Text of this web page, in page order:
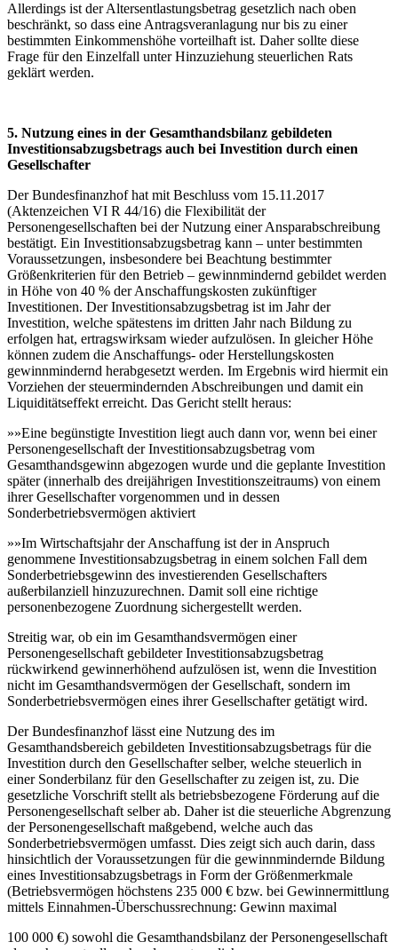
Allerdings ist der Altersentlastungsbetrag gesetzlich nach oben
beschränkt, so dass eine Antragsveranlagung nur bis zu einer
bestimmten Einkommenshöhe vorteilhaft ist. Daher sollte diese
Frage für den Einzelfall unter Hinzuziehung steuerlichen Rats
geklärt werden.
5. Nutzung eines in der Gesamthandsbilanz gebildeten
Investitionsabzugsbetrags auch bei Investition durch einen
Gesellschafter
Der Bundesfinanzhof hat mit Beschluss vom 15.11.2017
(Aktenzeichen VI R 44/16) die Flexibilität der
Personengesellschaften bei der Nutzung einer Ansparabschreibung
bestätigt. Ein Investitionsabzugsbetrag kann – unter bestimmten
Voraussetzungen, insbesondere bei Beachtung bestimmter
Größenkriterien für den Betrieb – gewinnmindernd gebildet werden
in Höhe von 40 % der Anschaffungskosten zukünftiger
Investitionen. Der Investitionsabzugsbetrag ist im Jahr der
Investition, welche spätestens im dritten Jahr nach Bildung zu
erfolgen hat, ertragswirksam wieder aufzulösen. In gleicher Höhe
können zudem die Anschaffungs- oder Herstellungskosten
gewinnmindernd herabgesetzt werden. Im Ergebnis wird hiermit ein
Vorziehen der steuermindernden Abschreibungen und damit ein
Liquiditätseffekt erreicht. Das Gericht stellt heraus:
»»Eine begünstigte Investition liegt auch dann vor, wenn bei einer
Personengesellschaft der Investitionsabzugsbetrag vom
Gesamthandsgewinn abgezogen wurde und die geplante Investition
später (innerhalb des dreijährigen Investitionszeitraums) von einem
ihrer Gesellschafter vorgenommen und in dessen
Sonderbetriebsvermögen aktiviert
»»Im Wirtschaftsjahr der Anschaffung ist der in Anspruch
genommene Investitionsabzugsbetrag in einem solchen Fall dem
Sonderbetriebsgewinn des investierenden Gesellschafters
außerbilanziell hinzuzurechnen. Damit soll eine richtige
personenbezogene Zuordnung sichergestellt werden.
Streitig war, ob ein im Gesamthandsvermögen einer
Personengesellschaft gebildeter Investitionsabzugsbetrag
rückwirkend gewinnerhöhend aufzulösen ist, wenn die Investition
nicht im Gesamthandsvermögen der Gesellschaft, sondern im
Sonderbetriebsvermögen eines ihrer Gesellschafter getätigt wird.
Der Bundesfinanzhof lässt eine Nutzung des im
Gesamthandsbereich gebildeten Investitionsabzugsbetrags für die
Investition durch den Gesellschafter selber, welche steuerlich in
einer Sonderbilanz für den Gesellschafter zu zeigen ist, zu. Die
gesetzliche Vorschrift stellt als betriebsbezogene Förderung auf die
Personengesellschaft selber ab. Daher ist die steuerliche Abgrenzung
der Personengesellschaft maßgebend, welche auch das
Sonderbetriebsvermögen umfasst. Dies zeigt sich auch darin, dass
hinsichtlich der Voraussetzungen für die gewinnmindernde Bildung
eines Investitionsabzugsbetrags in Form der Größenmerkmale
(Betriebsvermögen höchstens 235 000 € bzw. bei Gewinnermittlung
mittels Einnahmen-Überschussrechnung: Gewinn maximal
100 000 €) sowohl die Gesamthandsbilanz der Personengesellschaft